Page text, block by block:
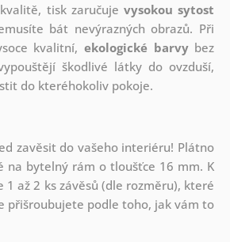
tisk zaručuje vysokou sytost
bát nevýrazných obrazů. Při
kvalitní,ekologické barvybez
škodlivé látky do ovzduší,
do kteréhokoliv pokoje.
zavěsit do vašeho interiéru! Plátno
na bytelný rám o tloušťce 16 mm. K
1 až 2 ks závěsů (dle rozměru), které
přišroubujete podle toho, jak vám to